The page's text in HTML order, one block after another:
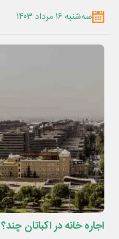
سه‌شنبه ۱۶ مرداد ۱۴۰۳
اجاره خانه در اکباتان چند؟